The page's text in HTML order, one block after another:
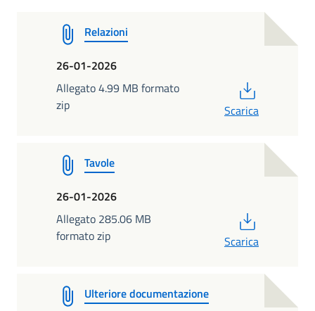
Relazioni
26-01-2026
Allegato 4.99 MB formato
zip
Scarica
Tavole
26-01-2026
Allegato 285.06 MB
formato zip
Scarica
Ulteriore documentazione